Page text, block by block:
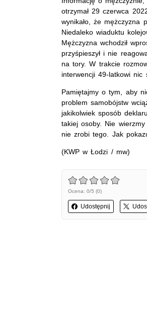
otrzymał 29 czerwca
wynikało, że mężczyzna
Niedaleko wiaduktu
Mężczyzna wchodził
przyśpieszył i nie
na tory. W trakcie
interwencji 49-latkowi nic
Pamiętajmy o tym, aby
problem samobójstw
jakikolwiek sposób
takiej osoby. Nie
nie zrobi tego. Jak
(KWP w Łodzi / mw)
Ocena: 0/5 (0)
Udostępnij